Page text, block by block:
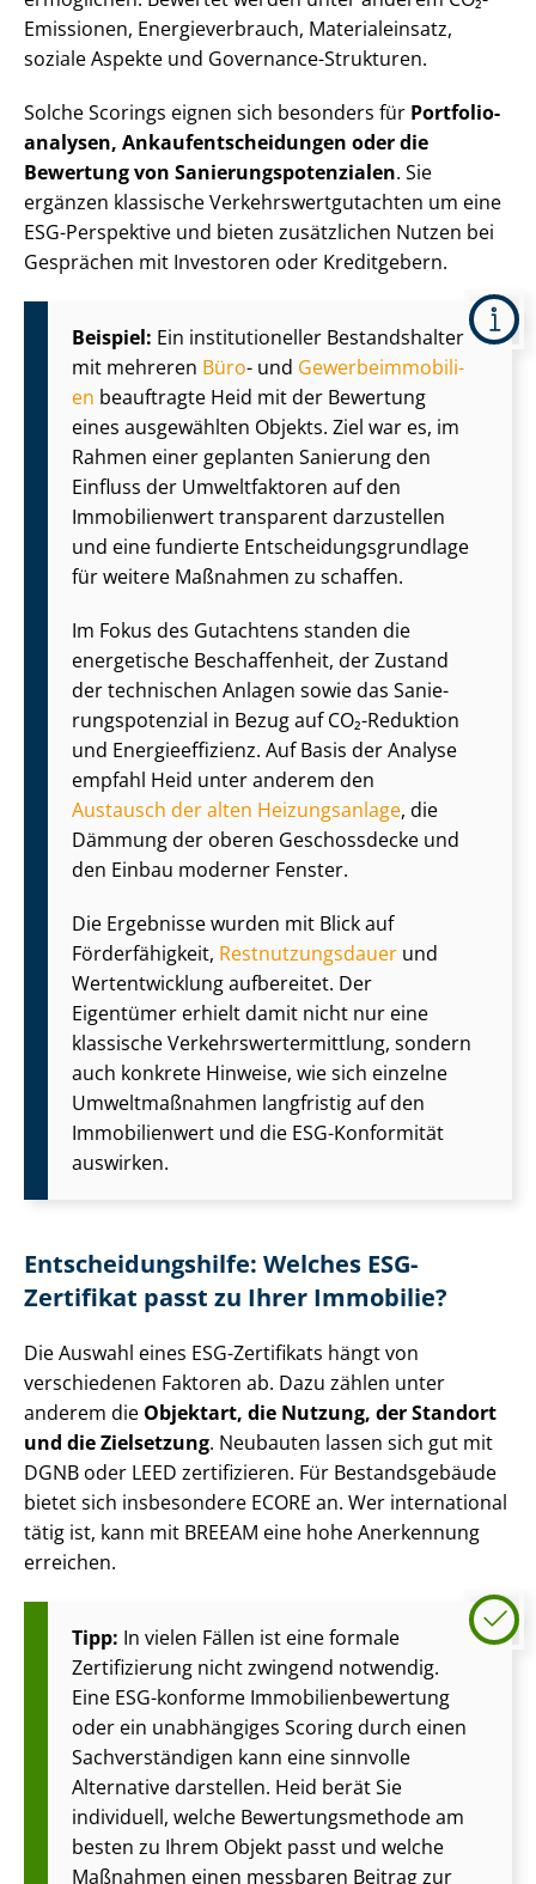
Emissionen, En­er­gie­ver­brauch, Materialeinsatz,
soziale Aspekte und Governance-Strukturen.
Solche Scorings eignen sich besonders für Port­fo­lio­
ana­ly­sen, An­k­auf­ent­schei­dun­gen oder die
Bewertung von Sa­nie­rungs­po­ten­zia­len. Sie
ergänzen klassische Ver­kehrs­wert­gut­ach­ten um eine
ESG-Perspektive und bieten zusätzlichen Nutzen bei
Gesprächen mit Investoren oder Kreditgebern.
Beispiel: Ein in­sti­tu­tio­nel­ler Bestandshalter
mit mehreren Büro- und Ge­wer­be­im­mo­bi­li­
en beauftragte Heid mit der Bewertung
eines ausgewählten Objekts. Ziel war es, im
Rahmen einer geplanten Sanierung den
Einfluss der Umweltfaktoren auf den
Immobilienwert transparent darzustellen
und eine fundierte Ent­schei­dungs­grund­la­ge
für weitere Maßnahmen zu schaffen.
Im Fokus des Gutachtens standen die
energetische Beschaffenheit, der Zustand
der technischen Anlagen sowie das Sa­nie­
rungs­po­ten­zi­al in Bezug auf CO₂-Reduktion
und En­er­gie­ef­fi­zi­enz. Auf Basis der Analyse
empfahl Heid unter anderem den
Austausch der alten Heizungsanlage, die
Dämmung der oberen Geschossdecke und
den Einbau moderner Fenster.
Die Ergebnisse wurden mit Blick auf
Förderfähigkeit, Rest­nut­zungs­dau­er und
Wertentwicklung aufbereitet. Der
Eigentümer erhielt damit nicht nur eine
klassische Ver­kehrs­wert­ermitt­lung, sondern
auch konkrete Hinweise, wie sich einzelne
Umweltmaßnahmen langfristig auf den
Immobilienwert und die ESG-Konformität
auswirken.
Ent­schei­dungs­hil­fe: Welches ESG-
Zertifikat passt zu Ihrer Immobilie?
Die Auswahl eines ESG-Zertifikats hängt von
verschiedenen Faktoren ab. Dazu zählen unter
anderem die Objektart, die Nutzung, der Standort
und die Zielsetzung. Neubauten lassen sich gut mit
DGNB oder LEED zertifizieren. Für Bestandsgebäude
bietet sich insbesondere ECORE an. Wer international
tätig ist, kann mit BREEAM eine hohe Anerkennung
erreichen.
Tipp: In vielen Fällen ist eine formale
Zertifizierung nicht zwingend notwendig.
Eine ESG-konforme Im­mo­bi­li­en­be­wer­tung
oder ein unabhängiges Scoring durch einen
Sach­ver­stän­di­gen kann eine sinnvolle
Alternative darstellen. Heid berät Sie
individuell, welche Be­wer­tungs­me­tho­de am
besten zu Ihrem Objekt passt und welche
Maßnahmen einen messbaren Beitrag zur